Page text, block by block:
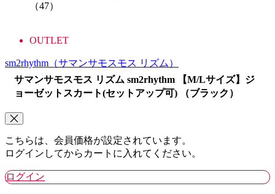
（47）
OUTLET
sm2rhythm （サマンサモスモス リズム）
サマンサモスモス リズム sm2rhythm 【M/Lサイズ】ジ
ョーゼットスカート(セットアップ可) （ブラック）
こちらは、会員価格が設定されています。
ログインしてからカートに入れてください。
ログイン